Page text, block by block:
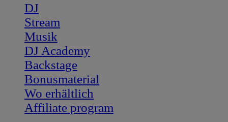
DJ
Stream
Musik
DJ Academy
Backstage
Bonusmaterial
Wo erhältlich
Affiliate program